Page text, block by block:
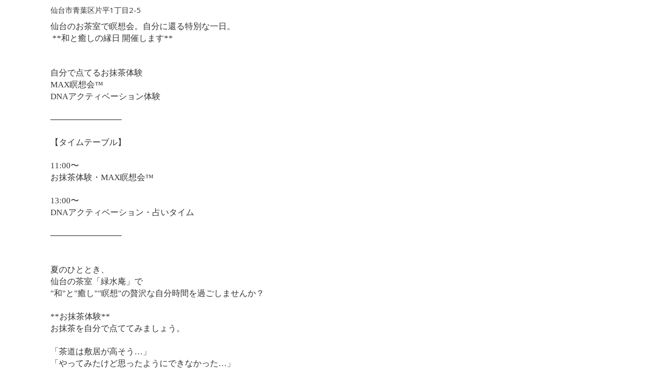
仙台市青葉区片平1丁目2-5
仙台のお茶室で瞑想会。自分に還る特別な一日。
**和と癒しの縁日 開催します**
自分で点てるお抹茶体験
MAX瞑想会™
DNAアクティベーション体験
────────────
【タイムテーブル】
11:00〜
お抹茶体験・MAX瞑想会™
13:00〜
DNAアクティベーション・占いタイム
────────────
夏のひととき、
仙台の茶室「緑水庵」で
"和"と"癒し""瞑想"の贅沢な自分時間を過ごしませんか？
**お抹茶体験**
お抹茶を自分で点ててみましょう。
「茶道は敷居が高そう…」
「やってみたけど思ったようにできなかった…」